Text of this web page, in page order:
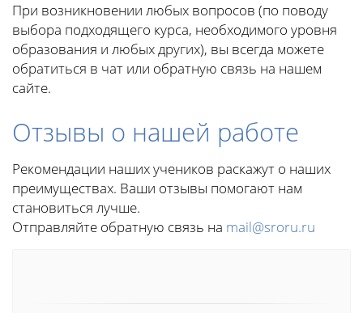
При возникновении любых вопросов (по поводу
выбора подходящего курса, необходимого уровня
образования и любых других), вы всегда можете
обратиться в чат или обратную связь на нашем
сайте.
Отзывы о нашей работе
Рекомендации наших учеников раскажут о наших
преимуществах. Ваши отзывы помогают нам
становиться лучше.
Отправляйте обратную связь на mail@sroru.ru